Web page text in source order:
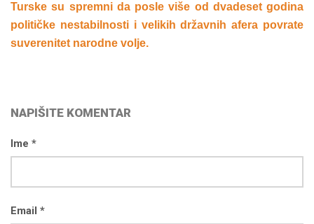
Turske su spremni da posle više od dvadeset godina
političke nestabilnosti i velikih državnih afera povrate
suverenitet narodne volje.
NAPIŠITE KOMENTAR
Ime *
Email *